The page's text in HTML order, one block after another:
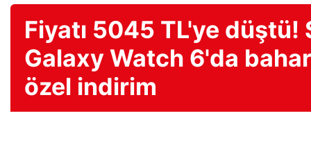
Fiyatı 5045 TL'ye düştü!
Galaxy Watch 6'da
özel indirim